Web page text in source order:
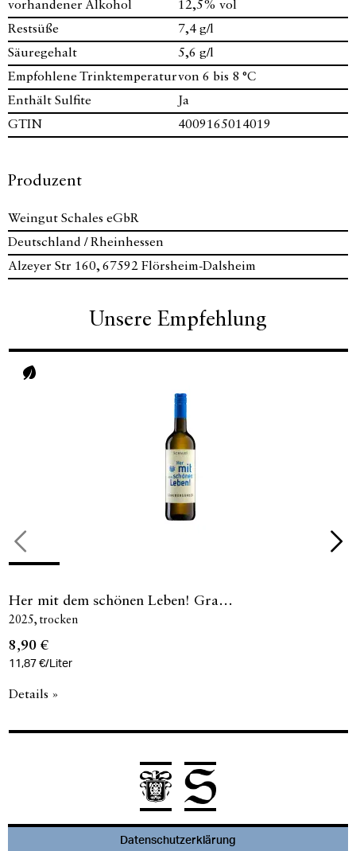
vorhandener Alkohol
12,5% vol
Restsüße
7,4 g/l
Säuregehalt
5,6 g/l
Empfohlene Trinktemperaturvon 6 bis 8 °C
Enthält Sulfite
Ja
GTIN
4009165014019
Produzent
Weingut Schales eGbR
Deutschland / Rheinhessen
Alzeyer Str 160, 67592 Flörsheim-Dalsheim
Unsere Empfehlung
Her mit dem schönen Leben! Gra…
2025 trocken
Vegan
8,90 €
11,87 €/Liter
Details »
Datenschutzerklärung